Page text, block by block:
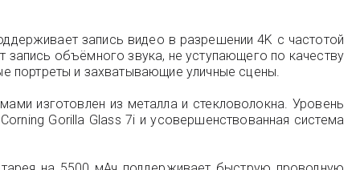
запись видео в разрешении 4K с частотой
объёмного звука, не уступающего по качеству
портреты и захватывающие уличные сцены.
изготовлен из металла и стекловолокна. Уровень
Gorilla Glass 7i и усовершенствованная система